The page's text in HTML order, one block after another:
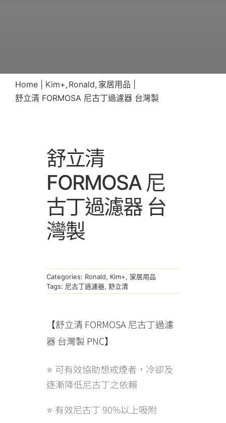
Home Kim+ Ronald 家居用品
舒立清 FORMOSA 尼古丁過濾器 台灣製
舒立清
FORMOSA 尼
古丁過濾器 台
灣製
Categories: Ronald, Kim+, 家居用品
Tags: 尼古丁過濾器,舒立清
【舒立清 FORMOSA 尼古丁過濾
器 台灣製 PNC】
⭐ 可有效協助想戒煙者，冷卻及
逐漸降低尼古丁之依賴
⭐ 有效尼古丁 90%以上吸附